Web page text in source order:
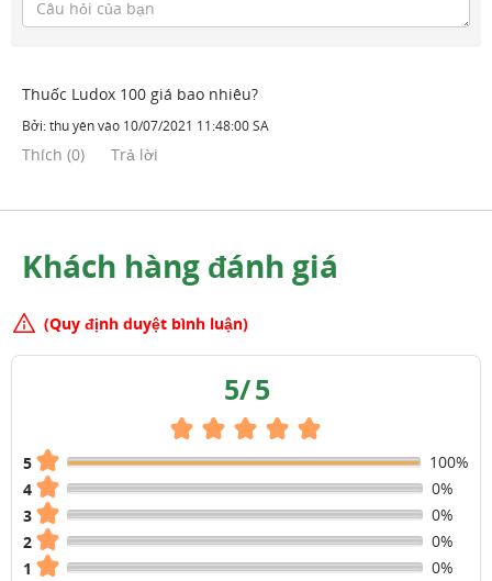
Thuốc Ludox 100 giá bao nhiêu?
Bởi:thu yênvào 10/07/2021 11:48:00 SA
Thích (0) Trả lời
Khách hàng đánh giá
(Quy định duyệt bình luận)
5/5
5
100%
4
0%
3
0%
2
0%
1
0%